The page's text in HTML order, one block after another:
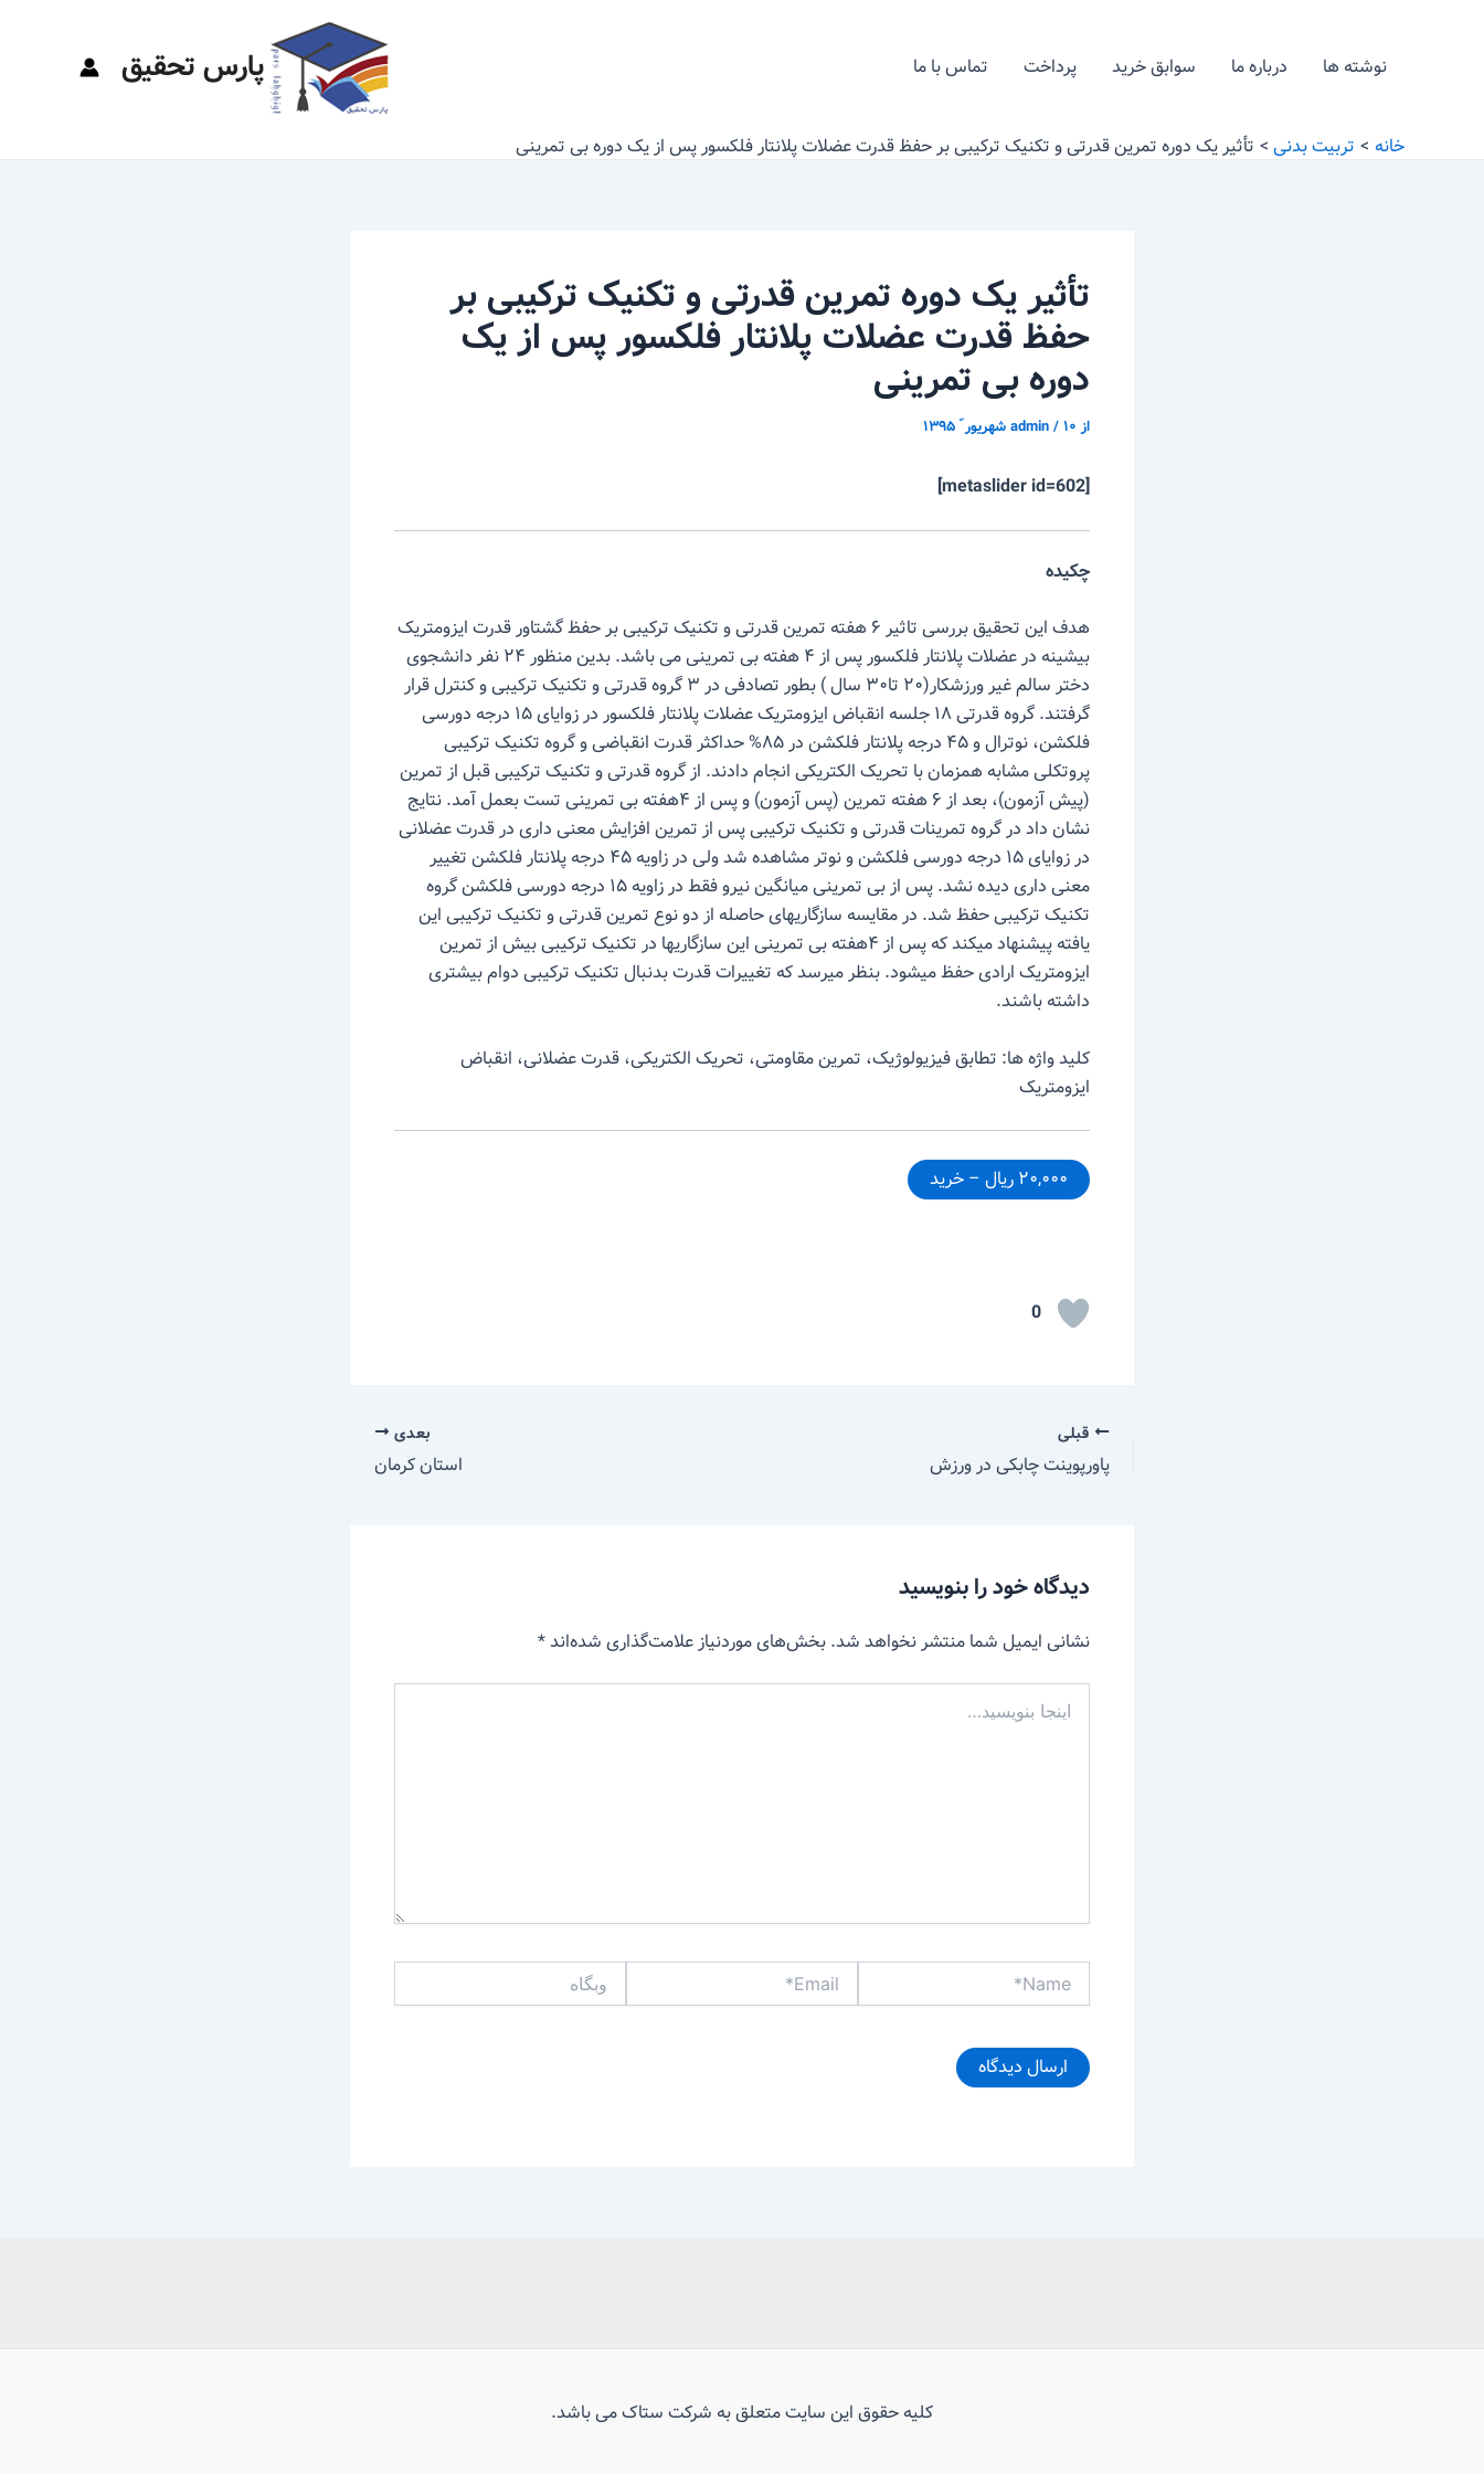
نوشته ها درباره ما سوابق خرید پرداخت تماس با ما پارس تحقیق
خانه تربیت بدنی تأثیر یک دوره تمرین قدرتی و تکنیک ترکیبی بر حفظ قدرت عضلات پلانتار فلکسور پس از یک دوره بی تمرینی
تأثیر یک دوره تمرین قدرتی و تکنیک ترکیبی بر
حفظ قدرت عضلات پلانتار فلکسور پس از یک
دوره بی تمرینی
از admin/۱۰ شهریور ّ ۱۳۹۵
[metaslider id=602]
چکیده
هدف این تحقیق بررسی تاثیر ۶ هفته تمرین قدرتی و تکنیک ترکیبی بر حفظ گشتاور قدرت ایزومتریک
بیشینه در عضلات پلانتار فلکسور پس از ۴ هفته بی تمرینی می باشد. بدین منظور ۲۴ نفر دانشجوی
دختر سالم غیر ورزشکار(۲۰ تا۳۰ سال ) بطور تصادفی در ۳ گروه قدرتی و تکنیک ترکیبی و کنترل قرار
گرفتند. گروه قدرتی ۱۸ جلسه انقباض ایزومتریک عضلات پلانتار فلکسور در زوایای ۱۵ درجه دورسی
فلکشن، نوترال و ۴۵ درجه پلانتار فلکشن در ۸۵% حداکثر قدرت انقباضی و گروه تکنیک ترکیبی
پروتکلی مشابه همزمان با تحریک الکتریکی انجام دادند. از گروه قدرتی و تکنیک ترکیبی قبل از تمرین
(پیش آزمون)، بعد از ۶ هفته تمرین (پس آزمون) و پس از ۴هفته بی تمرینی تست بعمل آمد. نتایج
نشان داد در گروه تمرینات قدرتی و تکنیک ترکیبی پس از تمرین افزایش معنی داری در قدرت عضلانی
در زوایای ۱۵ درجه دورسی فلکشن و نوتر مشاهده شد ولی در زاویه ۴۵ درجه پلانتار فلکشن تغییر
معنی داری دیده نشد. پس از بی تمرینی میانگین نیرو فقط در زاویه ۱۵ درجه دورسی فلکشن گروه
تکنیک ترکیبی حفظ شد. در مقایسه سازگاریهای حاصله از دو نوع تمرین قدرتی و تکنیک ترکیبی این
یافته پیشنهاد میکند که پس از ۴هفته بی تمرینی این سازگاریها در تکنیک ترکیبی بیش از تمرین
ایزومتریک ارادی حفظ میشود. بنظر میرسد که تغییرات قدرت بدنبال تکنیک ترکیبی دوام بیشتری
داشته باشند.
کلید واژه ها: تطابق فیزیولوژیک، تمرین مقاومتی، تحریک الکتریکی، قدرت عضلانی، انقباض
ایزومتریک
۲۰,۰۰۰ ریال – خرید
0
قبلی
پاورپوینت چابکی در ورزش
بعدی
استان کرمان
دیدگاه‌ خود را بنویسید
نشانی ایمیل شما منتشر نخواهد شد. بخش‌های موردنیاز علامت‌گذاری شده‌اند*
بنویسید…
Email*
کلیه حقوق این سایت متعلق به شرکت ستاک می باشد.